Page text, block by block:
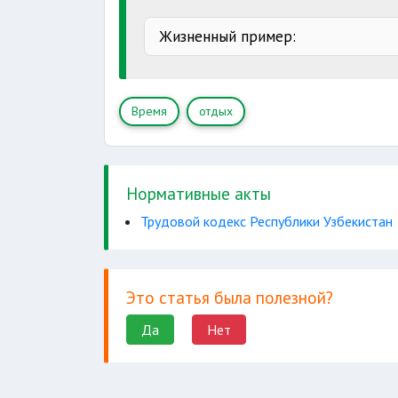
8 марта
21 марта
9 мая -
1 октября
первый день
приостановка которых невозможна
неотложные
Жизненный пример:
Время отдых
Нормативные акты
Трудовой кодекс Республики Узбекистан
Это статья была полезной?
Да Нет